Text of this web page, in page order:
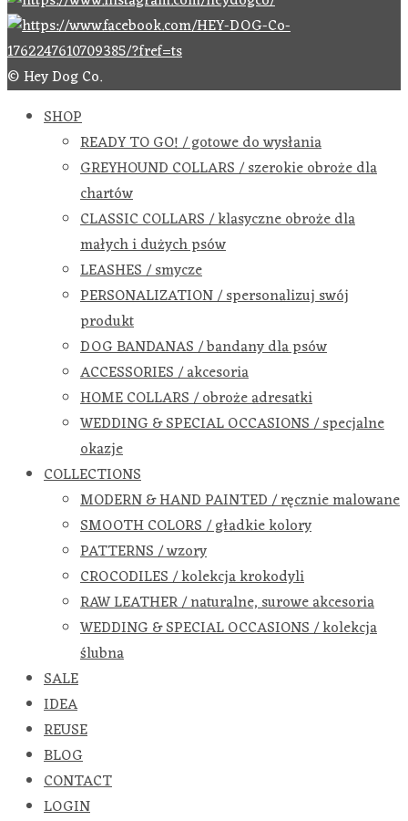
© Hey Dog Co.
SHOP
READY TO GO! / gotowe do wysłania
GREYHOUND COLLARS / szerokie obroże dla
chartów
CLASSIC COLLARS / klasyczne obroże dla
małych i dużych psów
LEASHES / smycze
PERSONALIZATION / spersonalizuj swój
produkt
DOG BANDANAS / bandany dla psów
ACCESSORIES / akcesoria
HOME COLLARS / obroże adresatki
WEDDING & SPECIAL OCCASIONS / specjalne
okazje
COLLECTIONS
MODERN & HAND PAINTED / ręcznie malowane
SMOOTH COLORS / gładkie kolory
PATTERNS / wzory
CROCODILES / kolekcja krokodyli
RAW LEATHER / naturalne, surowe akcesoria
WEDDING & SPECIAL OCCASIONS / kolekcja
ślubna
SALE
IDEA
REUSE
BLOG
CONTACT
LOGIN